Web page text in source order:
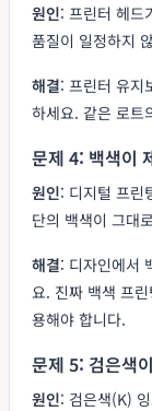
원인: 프린터 헤드
품질이 일정하지
해결: 프린터 유지
하세요. 같은 로트
문제 4: 백색이
원인: 디지털 프린
단의 백색이 그대
해결: 디자인에서
요. 진짜 백색 프
용해야 합니다.
문제 5: 검은색
원인: 검은색(K)